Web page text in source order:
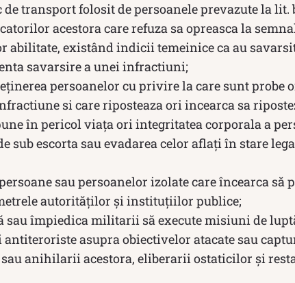
transport folosit de persoanele prevazute la lit.
acestora care refuza sa opreasca la
abilitate, existând indicii temeinice ca au
savarsire a unei infractiuni;
persoanelor cu privire la care sunt probe
si care riposteaza ori incearca sa
în pericol viața ori integritatea corporala a
sub escorta sau evadarea celor aflați în stare
sau persoanelor izolate care încearca să
autorităților și instituțiilor publice;
sau împiedica militarii să execute misiuni de
asupra obiectivelor atacate sau
anihilarii acestora, eliberarii ostaticilor și